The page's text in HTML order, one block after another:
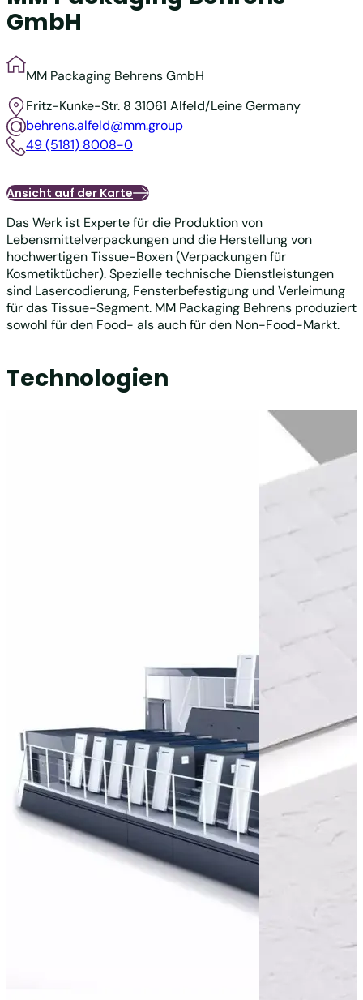
GmbH
MM Packaging Behrens GmbH
Fritz-Kunke-Str. 8 31061 Alfeld/LeineGermany
behrens.alfeld@mm.group
49 (5181) 8008-0
Ansicht auf der Karte
Das Werk ist Experte für die Produktion von
Lebensmittelverpackungen und die Herstellung von
hochwertigen Tissue-Boxen (Verpackungen für
Kosmetiktücher). Spezielle technische Dienstleistungen
sind Lasercodierung, Fensterbefestigung und Verleimung
für das Tissue-Segment. MM Packaging Behrens produziert
sowohl für den Food- als auch für den Non-Food-Markt.
Technologien